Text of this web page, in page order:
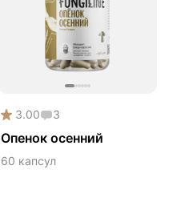
3.00 3
Опенок осенний
60 капсул